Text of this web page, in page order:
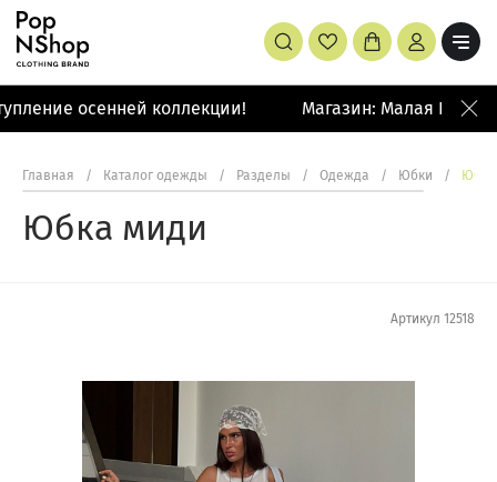
осенней коллекции! Магазин: Малая
Главная / Каталог одежды / Разделы / Одежда / Юбки /
Юбка миди
Артикул 12518